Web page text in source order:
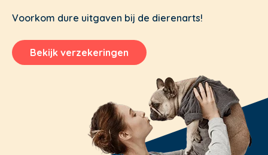
Voorkom dure uitgaven bij de dierenarts!
Bekijk verzekeringen